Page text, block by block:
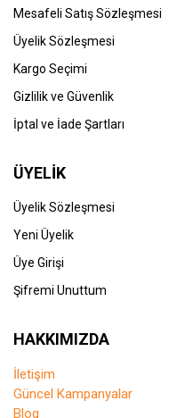
Mesafeli Satış Sözleşmesi
Üyelik Sözleşmesi
Kargo Seçimi
Gizlilik ve Güvenlik
İptal ve İade Şartları
ÜYELİK
Üyelik Sözleşmesi
Yeni Üyelik
Üye Girişi
Şifremi Unuttum
HAKKIMIZDA
İletişim
Güncel Kampanyalar
Blog